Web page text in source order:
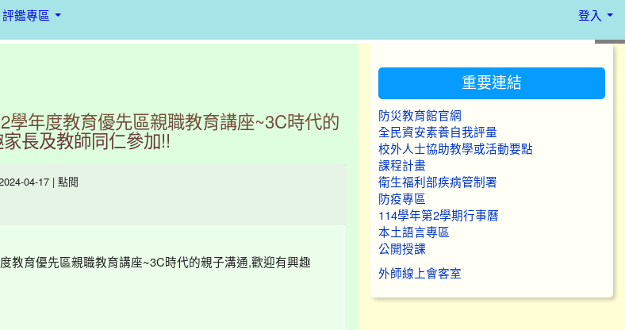
評鑑專區 登入
學年度教育優先區親職教育講座~3C時代的
長及教師同仁參加!!
04-17 | 點閱
教育優先區親職教育講座~3C時代的親子溝通,歡迎有興趣
重要連結
防災教育館官網
全民資安素養自我評量
校外人士協助教學或活動要點
課程計畫
衛生福利部疾病管制署
防疫專區
114學年第2學期行事曆
本土語言專區
公開授課
外師線上會客室